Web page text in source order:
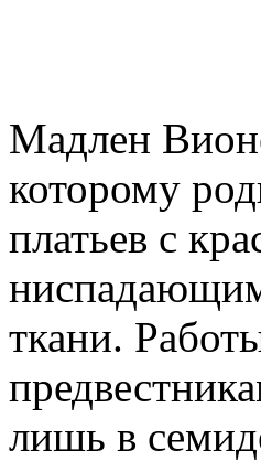
Мадлен
которому
платьев с
ткани.
лишь в